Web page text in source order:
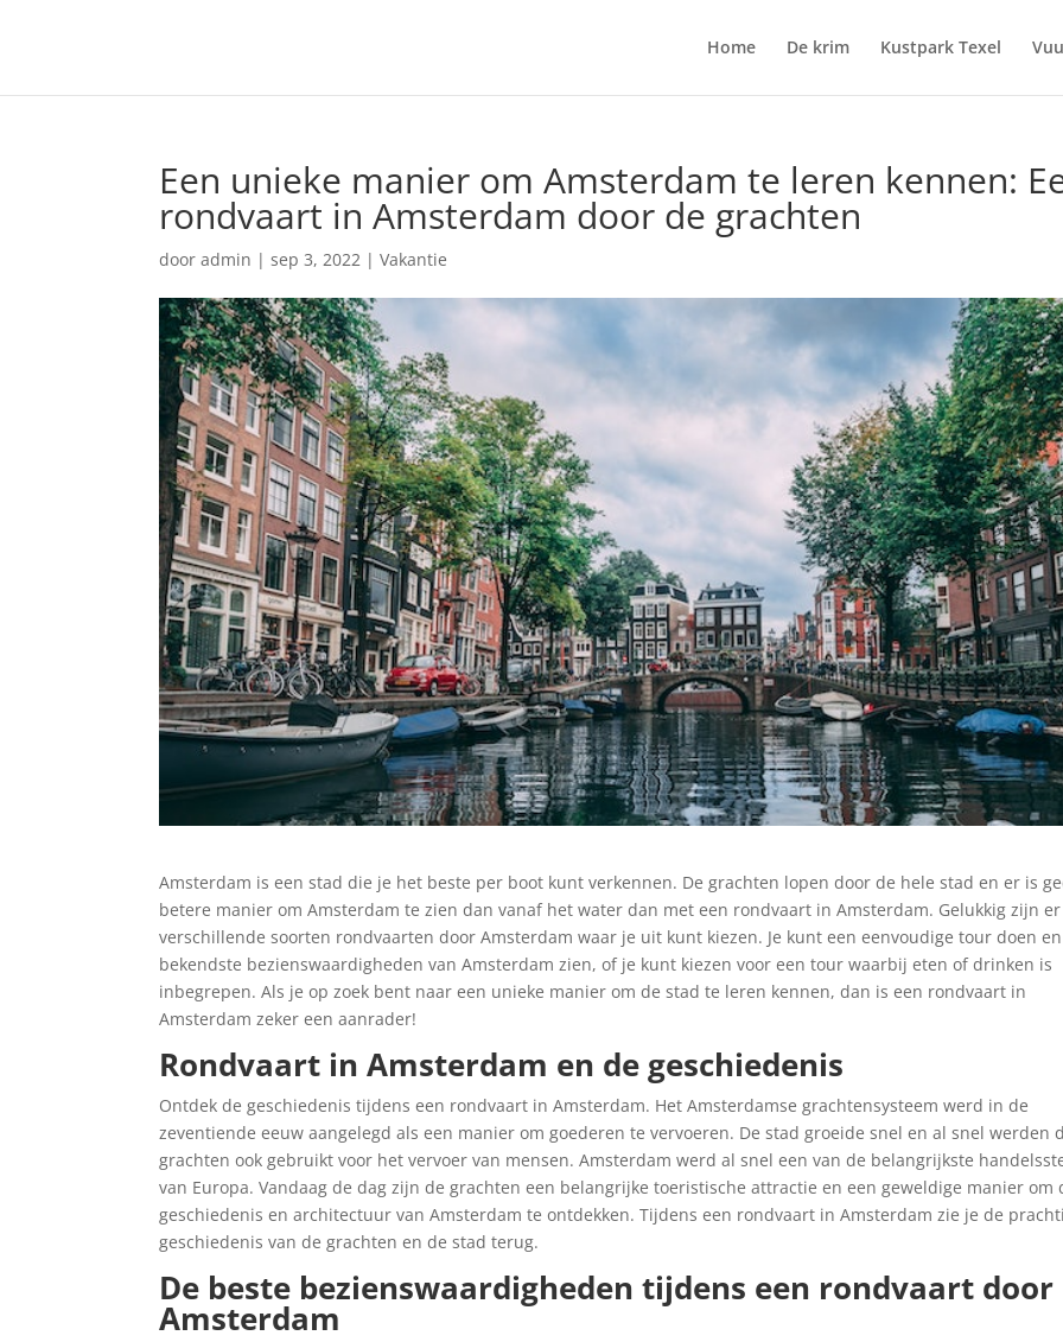
Home De krim Kustpark Texel
Een unieke manier om Amsterdam te leren kennen:
rondvaart in Amsterdam door de grachten
dooradmin |sep 3, 2022 |Vakantie
Amsterdam is een stad die je het beste per boot kunt verkennen. De grachten lopen door de hele stad en er is
betere manier om Amsterdam te zien dan vanaf het water dan met een rondvaart in Amsterdam. Gelukkig zijn er
verschillende soorten rondvaarten door Amsterdam waar je uit kunt kiezen. Je kunt een eenvoudige tour doen
bekendste bezienswaardigheden van Amsterdam zien, of je kunt kiezen voor een tour waarbij eten of drinken is
inbegrepen. Als je op zoek bent naar een unieke manier om de stad te leren kennen, dan is een rondvaart in
Amsterdam zeker een aanrader!
Rondvaart in Amsterdam en de geschiedenis
Ontdek de geschiedenis tijdens een rondvaart in Amsterdam. Het Amsterdamse grachtensysteem werd in de
zeventiende eeuw aangelegd als een manier om goederen te vervoeren. De stad groeide snel en al snel werden
grachten ook gebruikt voor het vervoer van mensen. Amsterdam werd al snel een van de belangrijkste
van Europa. Vandaag de dag zijn de grachten een belangrijke toeristische attractie en een geweldige manier om
geschiedenis en architectuur van Amsterdam te ontdekken. Tijdens een rondvaart in Amsterdam zie je de
geschiedenis van de grachten en de stad terug.
De beste bezienswaardigheden tijdens een rondvaart door
Amsterdam